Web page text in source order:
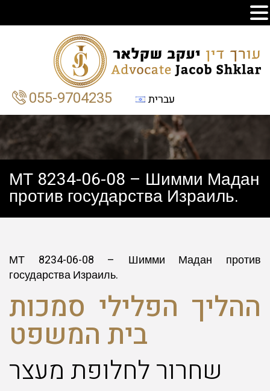
055-9704235 עברית
МТ 8234-06-08 – Шимми Мадан
против государства Израиль.
МТ 8234-06-08 – Шимми Мадан против
государства Израиль.
ההליך הפלילי סמכות
בית המשפט
שחרור לחלופת מעצר